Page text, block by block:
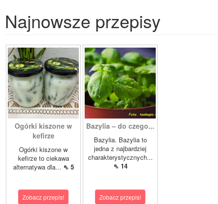
Najnowsze przepisy
Ogórki kiszone w
kefirze
Ogórki kiszone w
kefirze to ciekawa
alternatywa dla... ⇖ 5
Zobacz przepis!
Bazylia – do czego...
Bazylia. Bazylia to
jedna z najbardziej
charakterystycznych...
⇖ 14
Zobacz przepis!